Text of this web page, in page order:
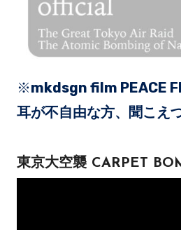
※mkdsgn film PEACE
耳が不自由な方、聞こえ
東京大空襲 CARPET